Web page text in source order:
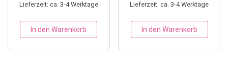
Lieferzeit: ca. 3-4 Werktage
In den Warenkorb
Lieferzeit: ca. 3-4 Werktage
In den Warenkorb